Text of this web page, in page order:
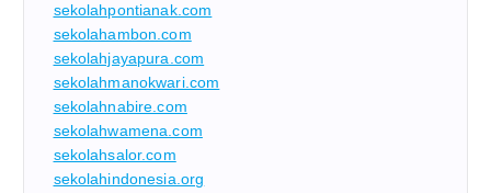
sekolahpontianak.com
sekolahambon.com
sekolahjayapura.com
sekolahmanokwari.com
sekolahnabire.com
sekolahwamena.com
sekolahsalor.com
sekolahindonesia.org